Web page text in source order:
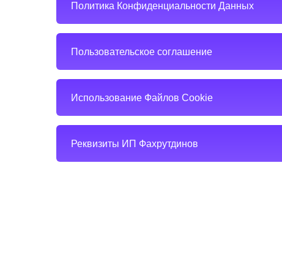
Политика Конфиденциальности Данных
Пользовательское соглашение
Использование Файлов Cookie
Реквизиты ИП Фахрутдинов